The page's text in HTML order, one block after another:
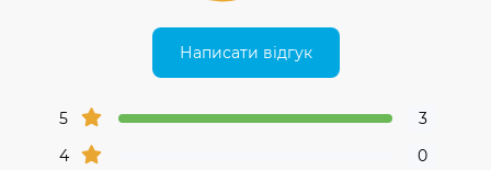
Написати відгук
5
3
4
0